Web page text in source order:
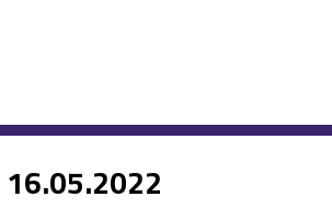
16.05.2022